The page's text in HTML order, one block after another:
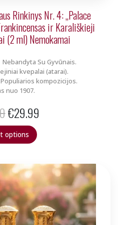
Rinkinys Nr. 4: „Palace
ir Karališkieji
(2 ml) Nemokamai
Su Gyvūnais.
kvepalai (atarai).
kompozicijos.
nuo 1907.
Original
price
was:
€36.00.
€29.99
€29.99.
options